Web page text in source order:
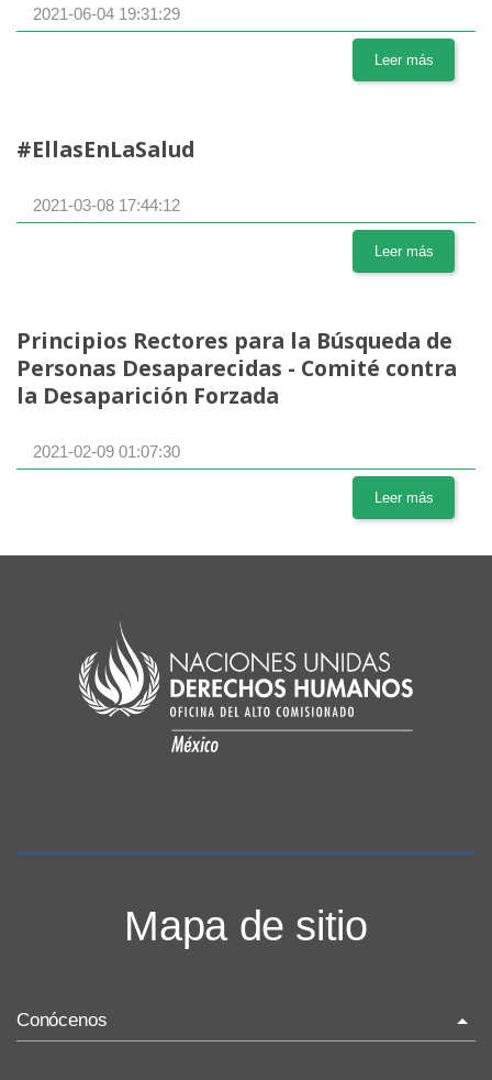
2021-06-04 19:31:29
Leer más
#EllasEnLaSalud
2021-03-08 17:44:12
Leer más
Principios Rectores para la Búsqueda de
Personas Desaparecidas - Comité contra
la Desaparición Forzada
2021-02-09 01:07:30
Leer más
Mapa de sitio
Conócenos